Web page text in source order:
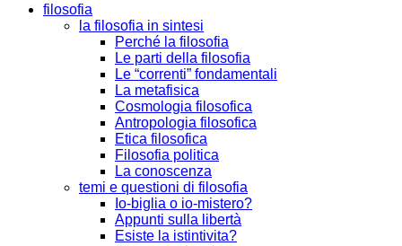
filosofia
la filosofia in sintesi
Perché la filosofia
Le parti della filosofia
Le “correnti” fondamentali
La metafisica
Cosmologia filosofica
Antropologia filosofica
Etica filosofica
Filosofia politica
La conoscenza
temi e questioni di filosofia
Io-biglia o io-mistero?
Appunti sulla libertà
Esiste la istintivita?